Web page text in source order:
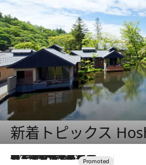
新着トピックス
2026.8.7
【トンボの足水浴】ヒノキの香りに包まれて涼感マックス！約13℃の湧水かけ流しを避暑地「星野温泉 トンボの湯」で体験